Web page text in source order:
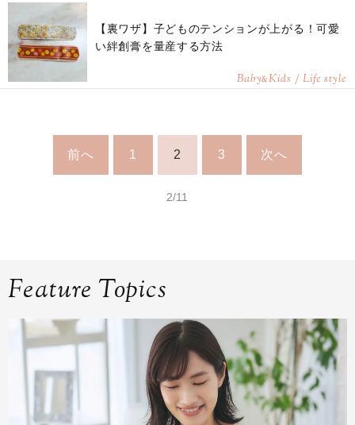
【裏ワザ】子どものテンションが上がる！可愛
い絆創膏を量産する方法
Baby&Kids / Life style
前へ 1 2 3 次へ
2/11
Feature Topics